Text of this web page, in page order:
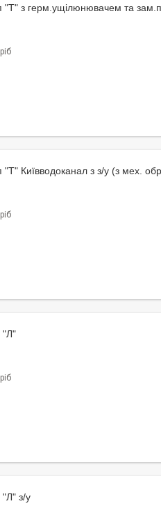
"Т" з герм.ущілюнювачем та
Київводоканал з з/у (з мех.
"Л"
"Л" з/у